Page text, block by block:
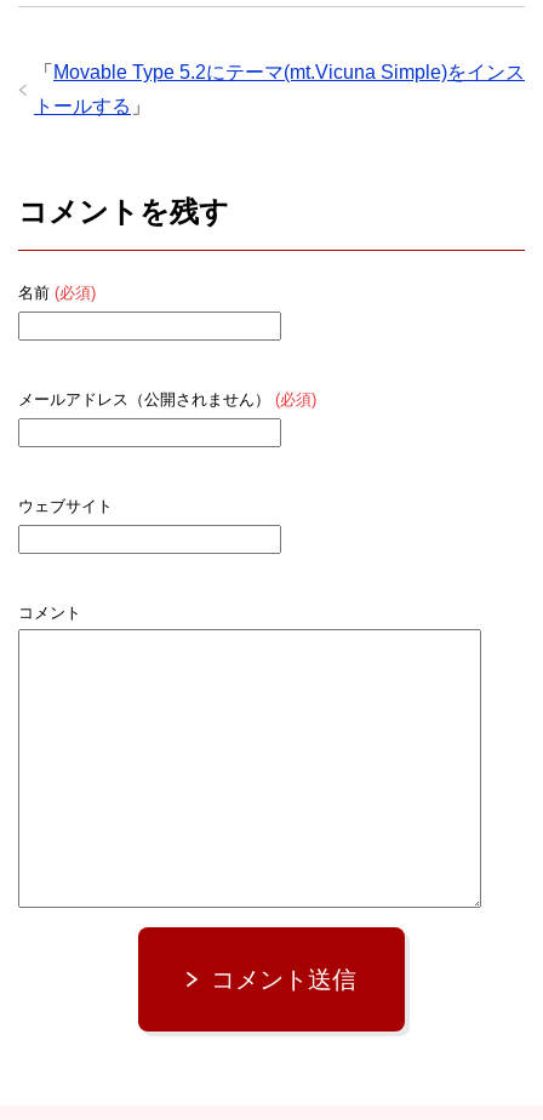
「 Movable Type 5.2にテーマ(mt.Vicuna Simple)をインス
トールする 」
コメントを残す
名前 (必須)
メールアドレス（公開されません） (必須)
ウェブサイト
コメント
コメント送信